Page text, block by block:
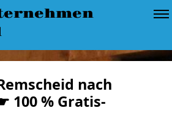
nach
100 % Gratis-